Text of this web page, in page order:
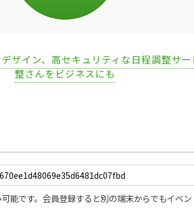
ザイン、高セキュリティな日程調整サ
整さんをビジネスにも
です。会員登録すると別の端末からでもイベン